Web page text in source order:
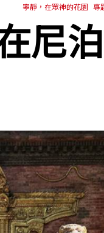
寧靜，在眾神的花園 專
尼